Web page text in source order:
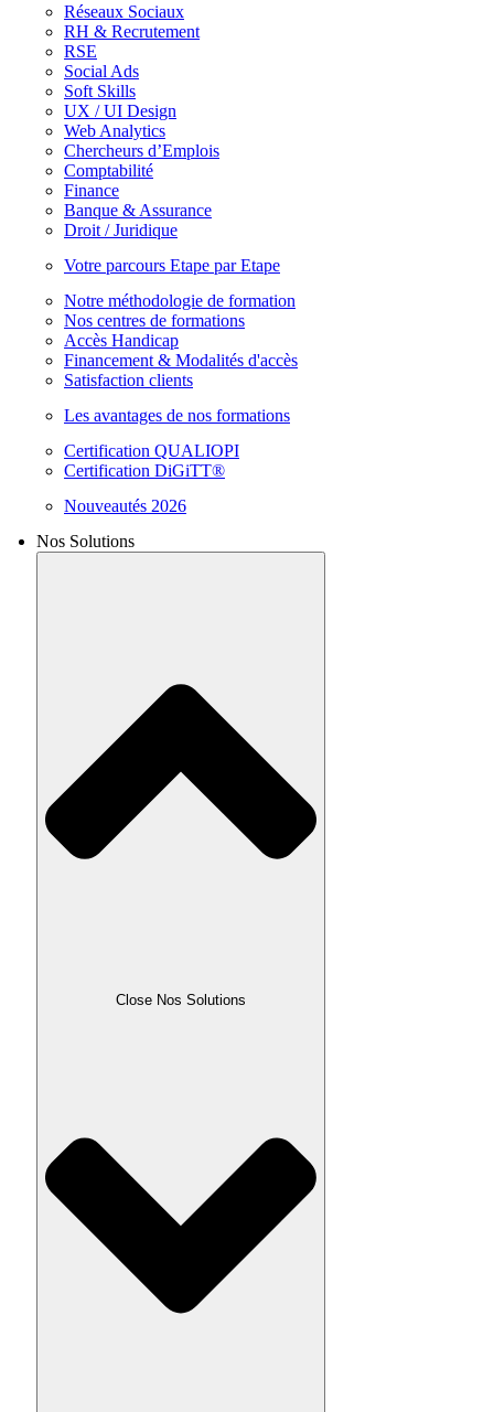
Réseaux Sociaux
RH & Recrutement
RSE
Social Ads
Soft Skills
UX / UI Design
Web Analytics
Chercheurs d’Emplois
Comptabilité
Finance
Banque & Assurance
Droit / Juridique
Votre parcours Etape par Etape
Notre méthodologie de formation
Nos centres de formations
Accès Handicap
Financement & Modalités d'accès
Satisfaction clients
Les avantages de nos formations
Certification QUALIOPI
Certification DiGiTT®
Nouveautés 2026
Nos Solutions
Close Nos Solutions